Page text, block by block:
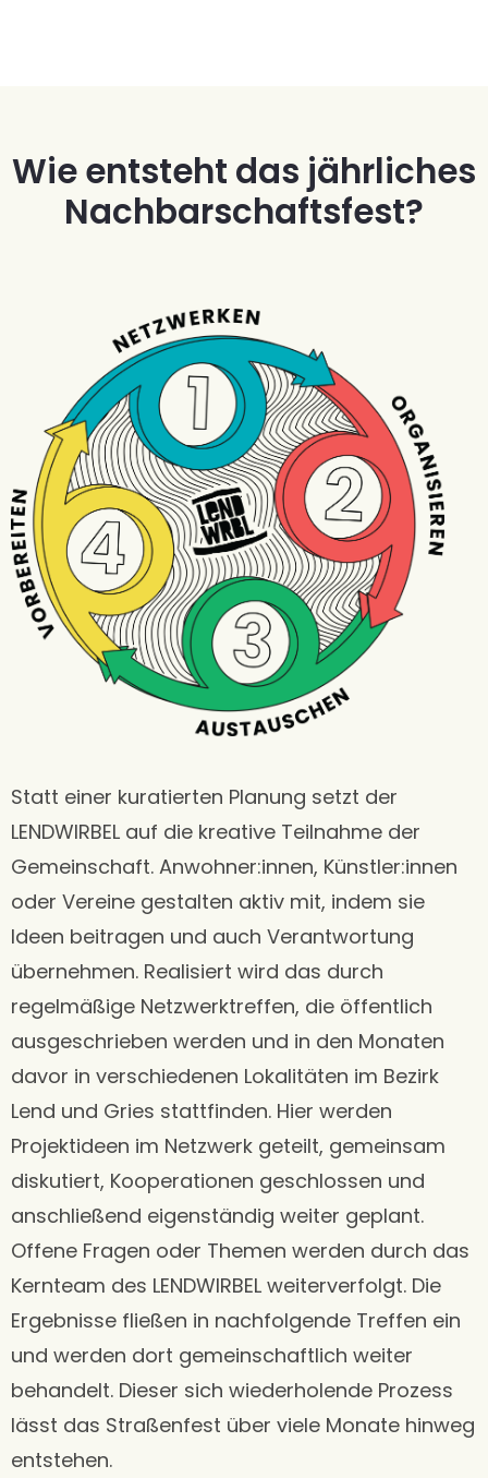
Wie entsteht das jährliches
Nachbarschaftsfest?
Statt einer kuratierten Planung setzt der
LENDWIRBEL auf die kreative Teilnahme der
Gemeinschaft. Anwohner:innen, Künstler:innen
oder Vereine gestalten aktiv mit, indem sie
Ideen beitragen und auch Verantwortung
übernehmen. Realisiert wird das durch
regelmäßige Netzwerktreffen, die öffentlich
ausgeschrieben werden und in den Monaten
davor in verschiedenen Lokalitäten im Bezirk
Lend und Gries stattfinden. Hier werden
Projektideen im Netzwerk geteilt, gemeinsam
diskutiert, Kooperationen geschlossen und
anschließend eigenständig weiter geplant.
Offene Fragen oder Themen werden durch das
Kernteam des LENDWIRBEL weiterverfolgt. Die
Ergebnisse fließen in nachfolgende Treffen ein
und werden dort gemeinschaftlich weiter
behandelt. Dieser sich wiederholende Prozess
lässt das Straßenfest über viele Monate hinweg
entstehen.